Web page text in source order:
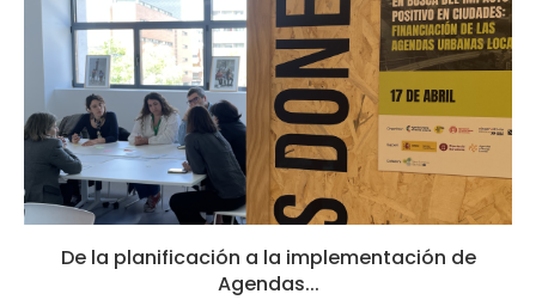
De la planificación a la implementación de
Agendas...